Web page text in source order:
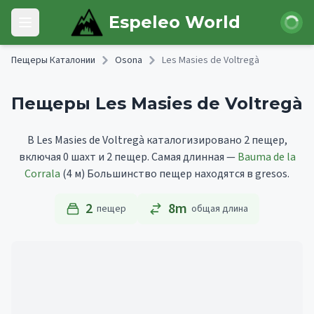
Skip to main content
Open main menu Espeleo World Войти
Пещеры Каталонии Osona Les Masies de Voltregà
Пещеры Les Masies de Voltregà
В Les Masies de Voltregà каталогизировано 2 пещер,
включая 0 шахт и 2 пещер.Самая длинная —Bauma de la
Corrala (4 м) Большинство пещер находятся в gresos.
2 пещер 8m общая длина